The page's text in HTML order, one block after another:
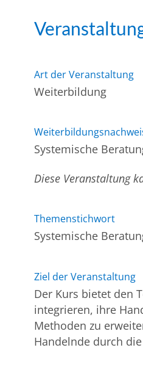
Art der Veranstaltung
Weiterbildung
Systemische
Diese Veranstaltung
Themenstichwort
Systemische
Ziel der Veranstaltung
Der Kurs bietet den
integrieren, ihre
Methoden zu
Handelnde durch